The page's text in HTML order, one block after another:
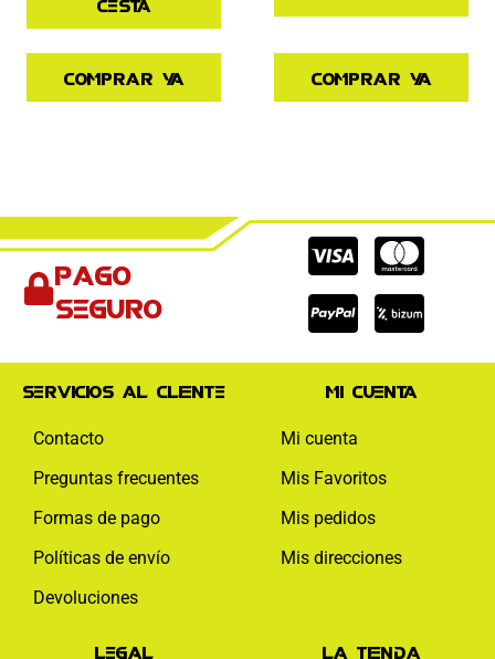
Comprar ya Comprar ya
Pago
seguro
Cc-
visa
Cc-
Cc-
paypal
Servicios al cliente
Contacto
Preguntas frecuentes
Formas de pago
Políticas de envío
Devoluciones
Mi cuenta
Mi cuenta
Mis Favoritos
Mis pedidos
Mis direcciones
Legal La tienda